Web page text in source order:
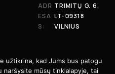
ADR
ESA
S:
TRIMITŲ G. 6,
LT-09318
VILNIUS
užtikrina, kad Jums bus patogu
naršysite mūsų tinklalapyje, tai